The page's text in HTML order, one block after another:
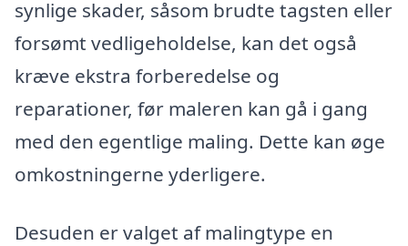
synlige skader, såsom brudte tagsten eller
forsømt vedligeholdelse, kan det også
kræve ekstra forberedelse og
reparationer, før maleren kan gå i gang
med den egentlige maling. Dette kan øge
omkostningerne yderligere.
Desuden er valget af malingtype en